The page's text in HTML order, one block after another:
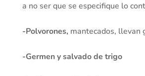
a no ser que se especifique lo
-Polvorones, mantecados, llevan
-Germen y salvado de trigo